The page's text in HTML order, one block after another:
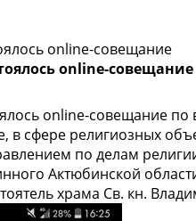
online-совещание
online-совещание
online-совещание
в сфере религиозных
по делам
Актюбинской
храма Св. кн.